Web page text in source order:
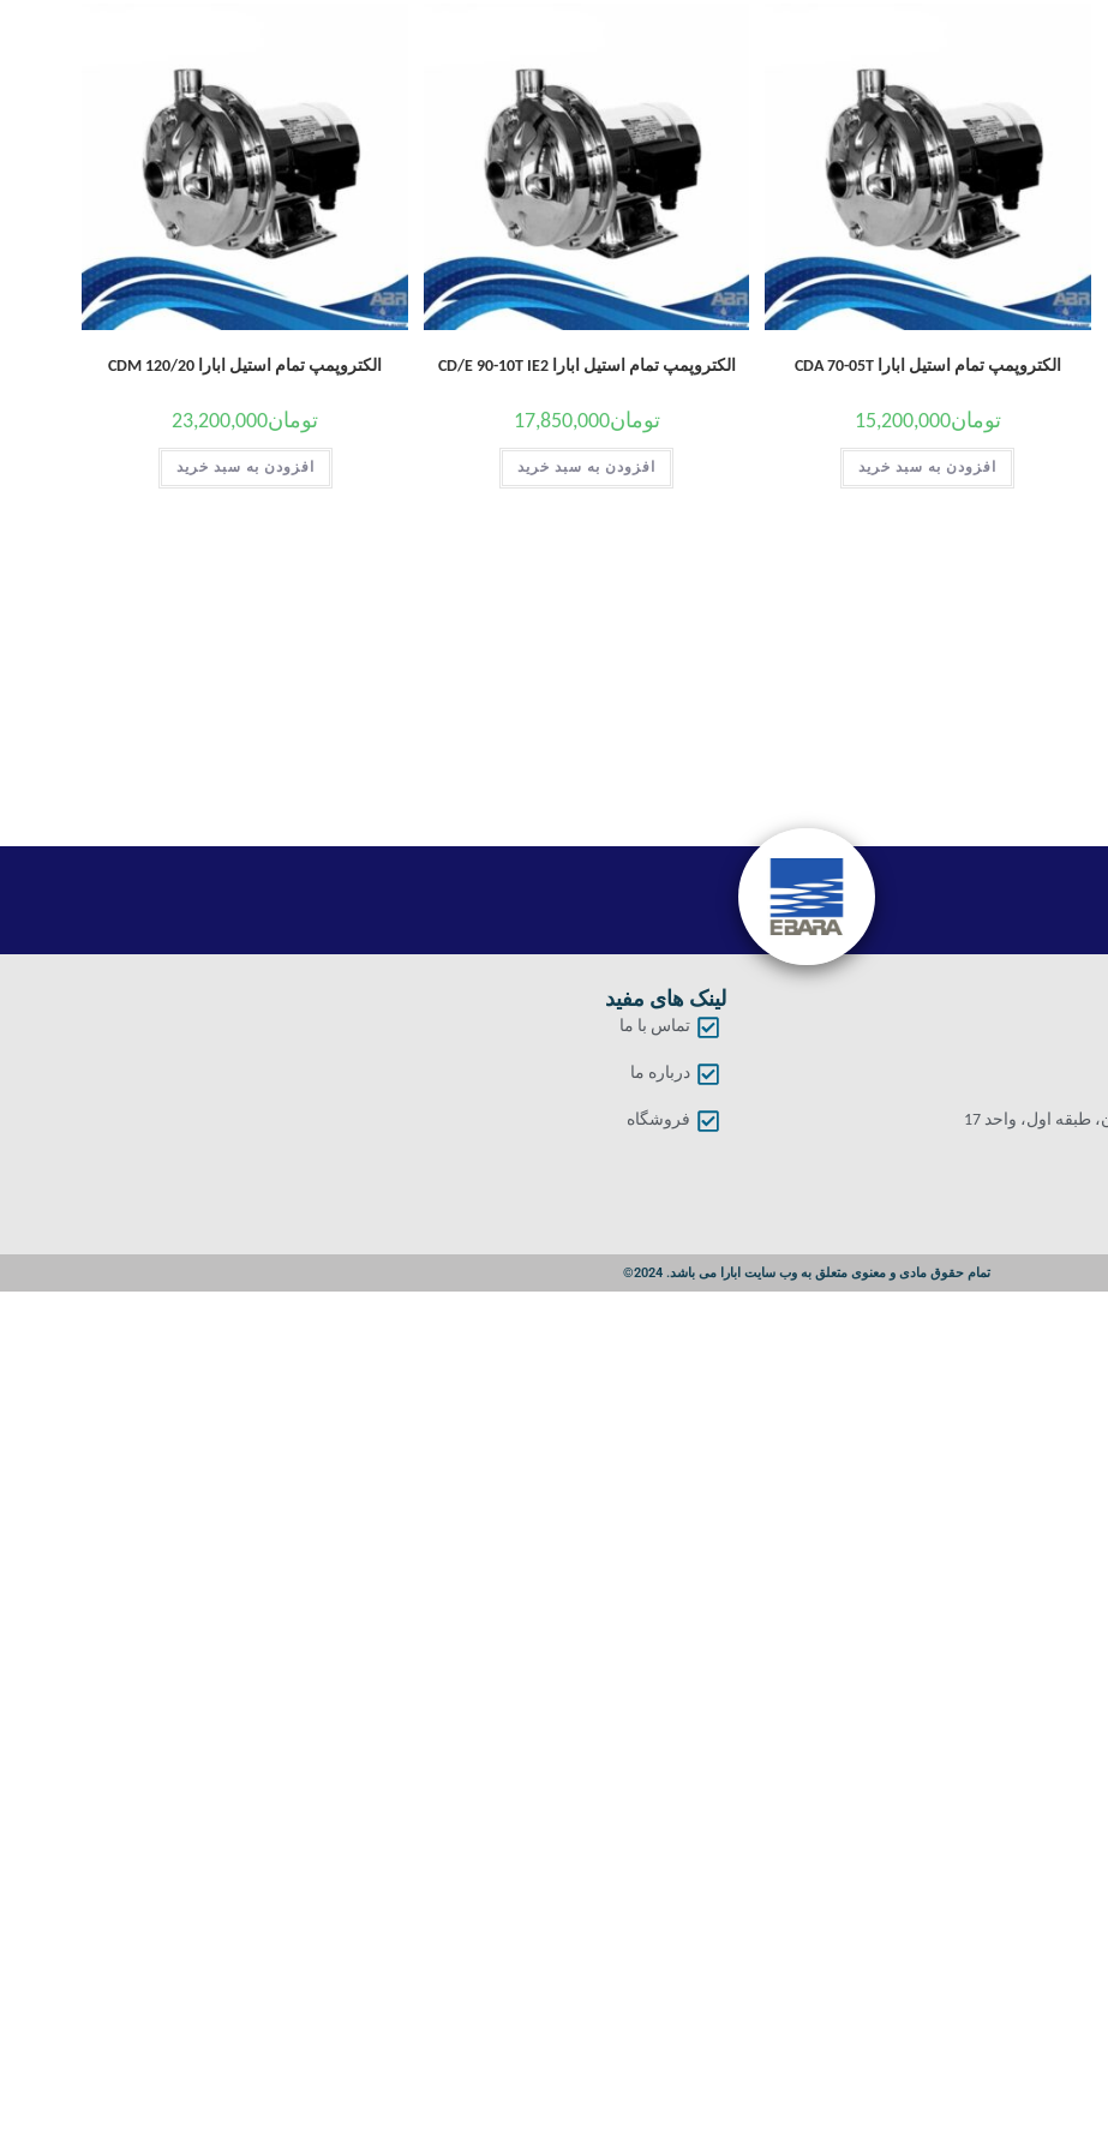
الکتروپمپ تمام استیل ابارا CDA 70-05T
تومان15,200,000
افزودن به سبد خرید
الکتروپمپ تمام استیل ابارا CD/E 90-10T IE2
تومان17,850,000
افزودن به سبد خرید
الکتروپمپ تمام استیل ابارا CDM 120/20
تومان23,200,000
افزودن به سبد خرید
اول، واحد 17
لینک های مفید
تماس با ما
درباره ما
فروشگاه
تمام حقوق مادی و معنوی متعلق به وب سایت ابارا می باشد. 2024©